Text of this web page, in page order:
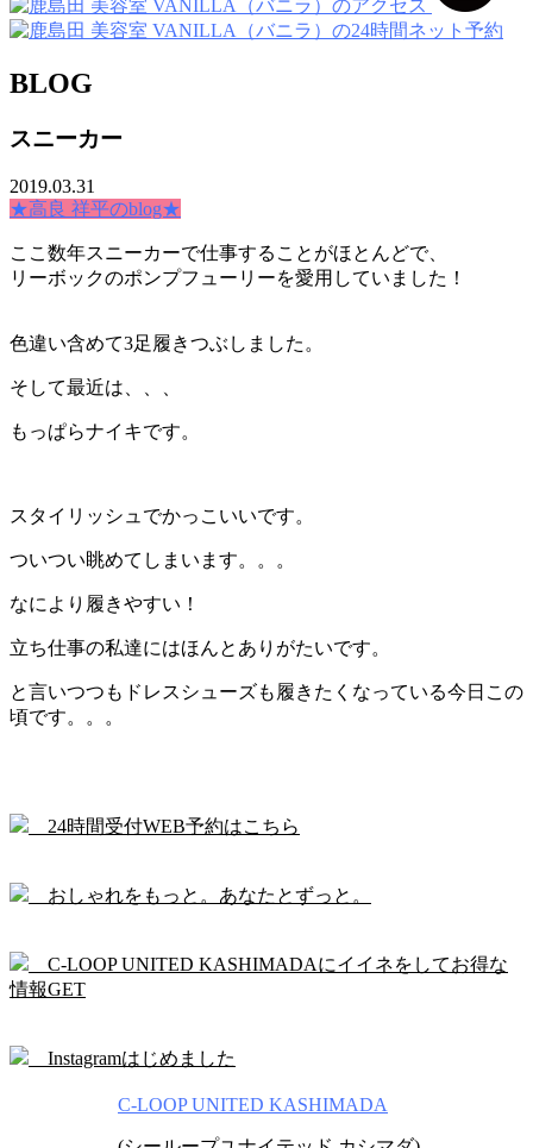
BLOG
スニーカー
2019.03.31
★高良 祥平のblog★
ここ数年スニーカーで仕事することがほとんどで、
リーボックのポンプフューリーを愛用していました！
色違い含めて3足履きつぶしました。
そして最近は、、、
もっぱらナイキです。
スタイリッシュでかっこいいです。
ついつい眺めてしまいます。。。
なにより履きやすい！
立ち仕事の私達にはほんとありがたいです。
と言いつつもドレスシューズも履きたくなっている今日この
頃です。。。
24時間受付WEB予約はこちら
おしゃれをもっと。あなたとずっと。
C-LOOP UNITED KASHIMADAにイイネをしてお得な
情報GET
Instagramはじめました
C-LOOP UNITED KASHIMADA